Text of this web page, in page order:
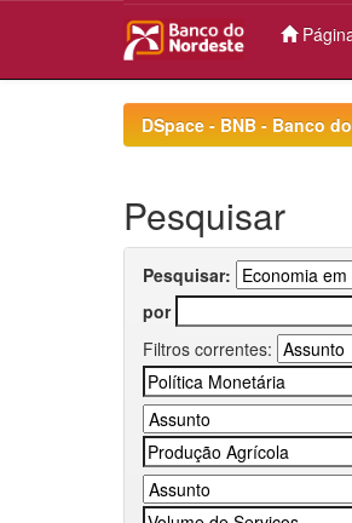
DSpace - BNB - Banco
Pesquisar
Pesquisar:
por
Filtros correntes: